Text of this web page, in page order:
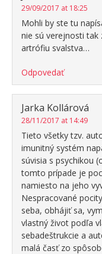
29/09/2017 at 18:25
Mohli by ste tu
nie sú verejnosti tak
artrófiu svalstva…
Odpovedať
Jarka Kollárová
28/11/2017 at 14:49
Tieto všetky tzv.
imunitný systém
súvisia s psychikou
tomto prípade je
namiesto na jeho
Nespracované
seba, obhájiť sa,
vlastný život podľa
sebadeštrukcie a
malá časť zo